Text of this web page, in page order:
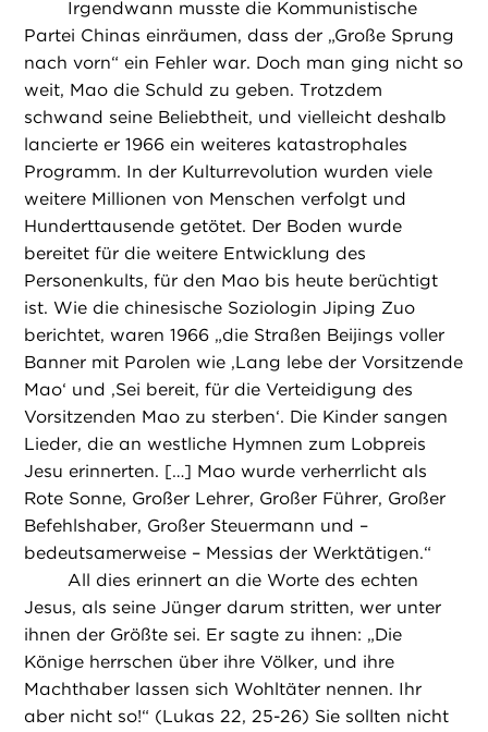
Irgendwann musste die Kommunistische
Partei Chinas einräumen, dass der „Große Sprung
nach vorn“ ein Fehler war. Doch man ging nicht so
weit, Mao die Schuld zu geben. Trotzdem
schwand seine Beliebtheit, und vielleicht deshalb
lancierte er 1966 ein weiteres katastrophales
Programm. In der Kulturrevolution wurden viele
weitere Millionen von Menschen verfolgt und
Hunderttausende getötet. Der Boden wurde
bereitet für die weitere Entwicklung des
Personenkults, für den Mao bis heute berüchtigt
ist. Wie die chinesische Soziologin Jiping Zuo
berichtet, waren 1966 „die Straßen Beijings voller
Banner mit Parolen wie ,Lang lebe der Vorsitzende
Mao‘ und ,Sei bereit, für die Verteidigung des
Vorsitzenden Mao zu sterben‘. Die Kinder sangen
Lieder, die an westliche Hymnen zum Lobpreis
Jesu erinnerten. […] Mao wurde verherrlicht als
Rote Sonne, Großer Lehrer, Großer Führer, Großer
Befehlshaber, Großer Steuermann und –
bedeutsamerweise – Messias der Werktätigen.“
All dies erinnert an die Worte des echten
Jesus, als seine Jünger darum stritten, wer unter
ihnen der Größte sei. Er sagte zu ihnen: „Die
Könige herrschen über ihre Völker, und ihre
Machthaber lassen sich Wohltäter nennen. Ihr
aber nicht so!“ (Lukas 22, 25-26) Sie sollten nicht